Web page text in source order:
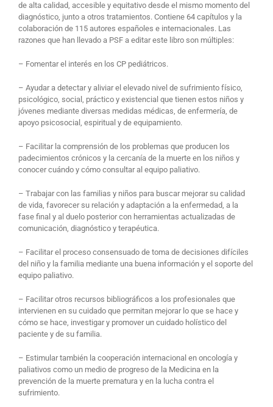
de alta calidad, accesible y equitativo desde el mismo momento del
diagnóstico, junto a otros tratamientos. Contiene 64 capítulos y la
colaboración de 115 autores españoles e internacionales. Las
razones que han llevado a PSF a editar este libro son múltiples:
– Fomentar el interés en los CP pediátricos.
– Ayudar a detectar y aliviar el elevado nivel de sufrimiento físico,
psicológico, social, práctico y existencial que tienen estos niños y
jóvenes mediante diversas medidas médicas, de enfermería, de
apoyo psicosocial, espiritual y de equipamiento.
– Facilitar la comprensión de los problemas que producen los
padecimientos crónicos y la cercanía de la muerte en los niños y
conocer cuándo y cómo consultar al equipo paliativo.
– Trabajar con las familias y niños para buscar mejorar su calidad
de vida, favorecer su relación y adaptación a la enfermedad, a la
fase final y al duelo posterior con herramientas actualizadas de
comunicación, diagnóstico y terapéutica.
– Facilitar el proceso consensuado de toma de decisiones difíciles
del niño y la familia mediante una buena información y el soporte del
equipo paliativo.
– Facilitar otros recursos bibliográficos a los profesionales que
intervienen en su cuidado que permitan mejorar lo que se hace y
cómo se hace, investigar y promover un cuidado holístico del
paciente y de su familia.
– Estimular también la cooperación internacional en oncología y
paliativos como un medio de progreso de la Medicina en la
prevención de la muerte prematura y en la lucha contra el
sufrimiento.